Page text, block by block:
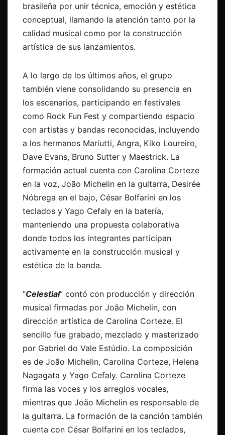
brasileña por unir técnica, emoción y estética
conceptual, llamando la atención tanto por la
calidad musical como por la construcción
artística de sus lanzamientos.
A lo largo de los últimos años, el grupo
también viene consolidando su presencia en
los escenarios, participando en festivales
como Rock Fun Fest y compartiendo espacio
con artistas y bandas reconocidas, incluyendo
a los hermanos Mariutti, Angra, Kiko Loureiro,
Dave Evans, Bruno Sutter y Maestrick. La
formación actual cuenta con Carolina Corteze
en la voz, João Michelin en la guitarra, Desirée
Nóbrega en el bajo, César Bolfarini en los
teclados y Yago Cefaly en la batería,
manteniendo una propuesta colaborativa
donde todos los integrantes participan
activamente en la construcción musical y
estética de la banda.
“Celestial” contó con producción y dirección
musical firmadas por João Michelin, con
dirección artística de Carolina Corteze. El
sencillo fue grabado, mezclado y masterizado
por Gabriel do Vale Estúdio. La composición
es de João Michelin, Carolina Corteze, Helena
Nagagata y Yago Cefaly. Carolina Corteze
firma las voces y los arreglos vocales,
mientras que João Michelin es responsable de
la guitarra. La formación de la canción también
cuenta con César Bolfarini en los teclados,